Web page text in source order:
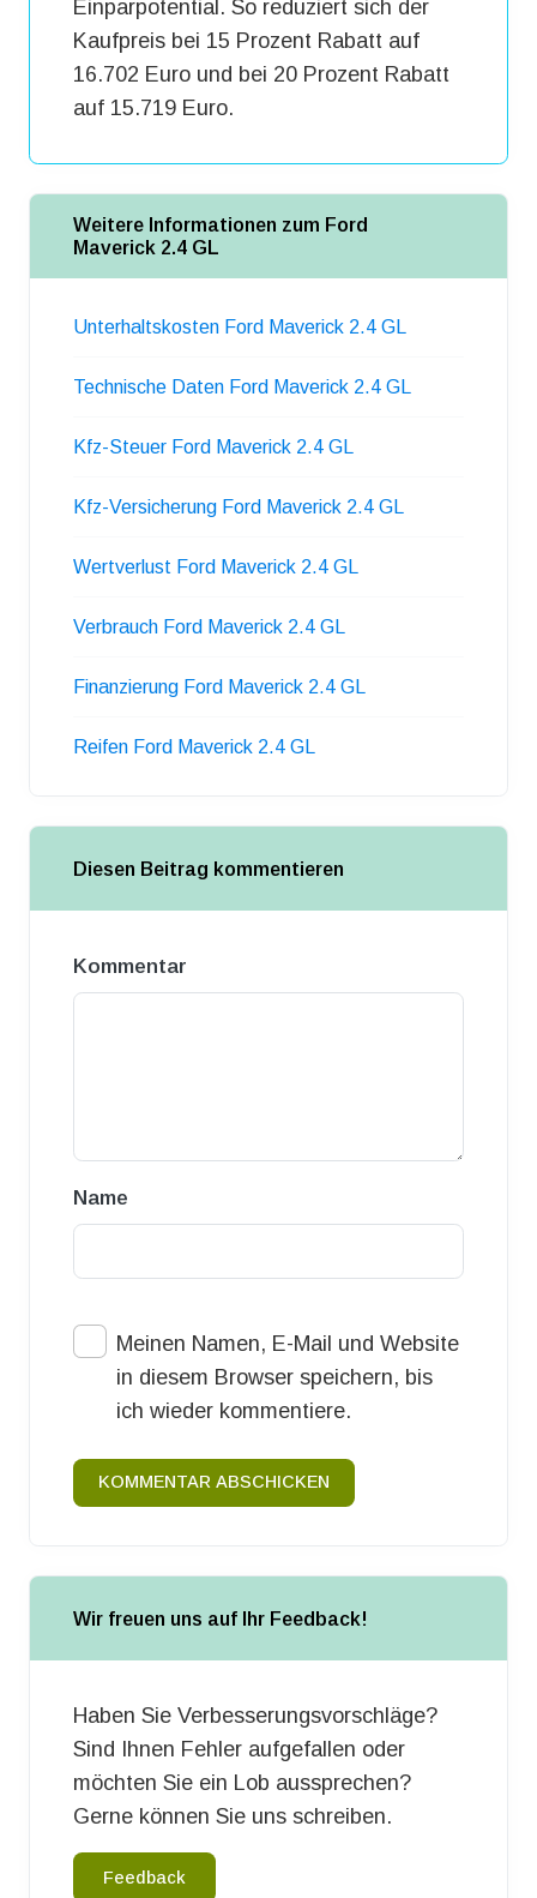
Einparpotential. So reduziert sich der
Kaufpreis bei 15 Prozent Rabatt auf
16.702 Euro und bei 20 Prozent Rabatt
auf 15.719 Euro.
Weitere Informationen zum Ford
Maverick 2.4 GL
Unterhaltskosten Ford Maverick 2.4 GL
Technische Daten Ford Maverick 2.4 GL
Kfz-Steuer Ford Maverick 2.4 GL
Kfz-Versicherung Ford Maverick 2.4 GL
Wertverlust Ford Maverick 2.4 GL
Verbrauch Ford Maverick 2.4 GL
Finanzierung Ford Maverick 2.4 GL
Reifen Ford Maverick 2.4 GL
Diesen Beitrag kommentieren
Kommentar
Name
Meinen Namen, E-Mail und Website
in diesem Browser speichern, bis
ich wieder kommentiere.
KOMMENTAR ABSCHICKEN
Wir freuen uns auf Ihr Feedback!
Haben Sie Verbesserungsvorschläge?
Sind Ihnen Fehler aufgefallen oder
möchten Sie ein Lob aussprechen?
Gerne können Sie uns schreiben.
Feedback